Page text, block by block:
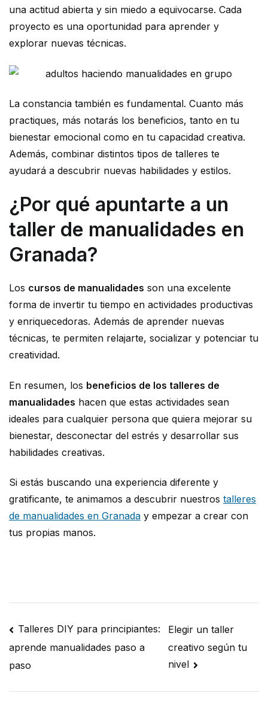
una actitud abierta y sin miedo a equivocarse. Cada
proyecto es una oportunidad para aprender y
explorar nuevas técnicas.
La constancia también es fundamental. Cuanto más
practiques, más notarás los beneficios, tanto en tu
bienestar emocional como en tu capacidad creativa.
Además, combinar distintos tipos de talleres te
ayudará a descubrir nuevas habilidades y estilos.
¿Por qué apuntarte a un
taller de manualidades en
Granada?
Los cursos de manualidades son una excelente
forma de invertir tu tiempo en actividades productivas
y enriquecedoras. Además de aprender nuevas
técnicas, te permiten relajarte, socializar y potenciar tu
creatividad.
En resumen, los beneficios de los talleres de
manualidades hacen que estas actividades sean
ideales para cualquier persona que quiera mejorar su
bienestar, desconectar del estrés y desarrollar sus
habilidades creativas.
Si estás buscando una experiencia diferente y
gratificante, te animamos a descubrir nuestros talleres
de manualidades en Granada y empezar a crear con
tus propias manos.
Navegación
de
Talleres DIY para principiantes:
aprende manualidades paso a
paso
Elegir un taller
creativo según tu
nivel